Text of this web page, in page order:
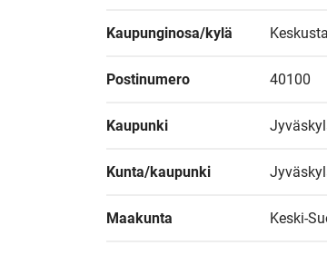
Kaupunginosa/kylä Keskusta
Postinumero 40100
Kaupunki
Kunta/kaupunki
Maakunta Keski-